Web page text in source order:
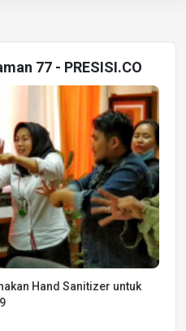
77 - PRESISI.CO
Hand Sanitizer untuk